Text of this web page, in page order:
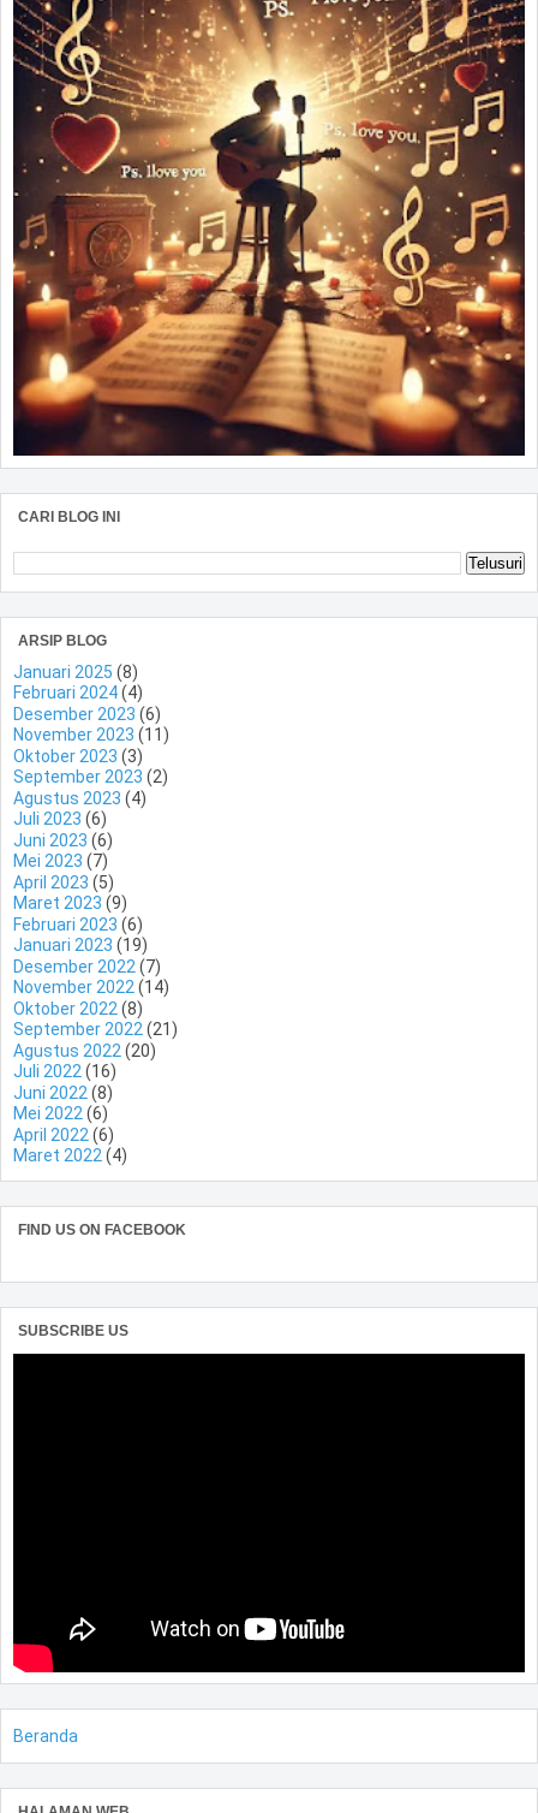
CARI BLOG INI
ARSIP BLOG
Januari 2025 (8)
Februari 2024(4)
Desember 2023 (6)
November 2023 (11)
Oktober 2023 (3)
September 2023 (2)
Agustus 2023 (4)
Juli 2023 (6)
Juni 2023 (6)
Mei 2023 (7)
April 2023 (5)
Maret 2023 (9)
Februari 2023 (6)
Januari 2023 (19)
Desember 2022 (7)
November 2022 (14)
Oktober 2022 (8)
September 2022 (21)
Agustus 2022 (20)
Juli 2022 (16)
Juni 2022 (8)
Mei 2022 (6)
April 2022 (6)
Maret 2022 (4)
FIND US ON FACEBOOK
SUBSCRIBE US
Beranda